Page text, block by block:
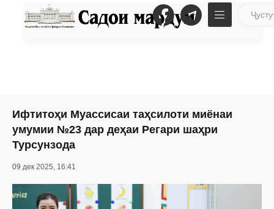
Ифтитоҳи Муассисаи таҳсилоти миёнаи
умумии №23 дар деҳаи Регари шаҳри
Турсунзода
09 дек 2025, 16:41